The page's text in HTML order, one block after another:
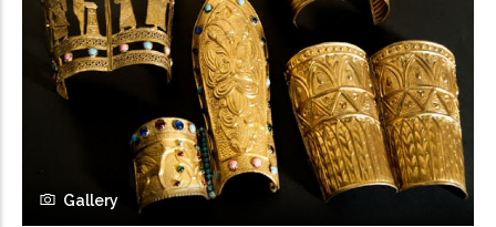
Gallery